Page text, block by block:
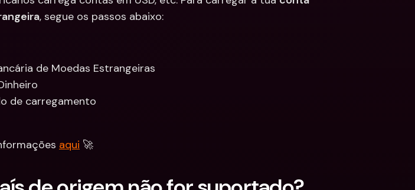
, segue os passos abaixo:
de Moedas Estrangeiras
de carregamento
aqui 🚀